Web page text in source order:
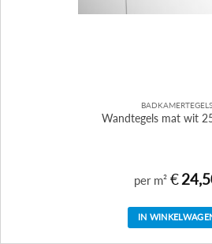
BADKAMERTEGELS
Wandtegels mat wit
per m² €
IN